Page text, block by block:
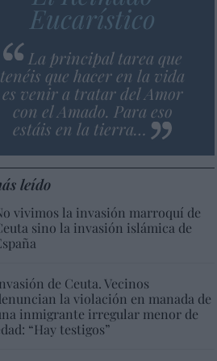
Eucarístico
La principal tarea que
tenéis que hacer en la vida
es venir a tratar del Amor
con el Amado. Para eso
estáis en la tierra…
leído
vivimos la invasión marroquí de
sino la invasión islámica de
de Ceuta. Vecinos
la violación en manada de
inmigrante irregular menor de
“Hay testigos”